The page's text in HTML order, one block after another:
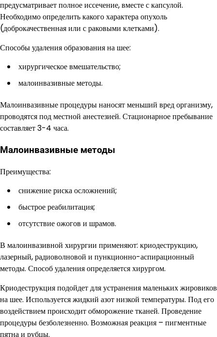
предусматривает полное иссечение, вместе с капсулой.
Необходимо определить какого характера опухоль
(доброкачественная или с раковыми клетками).
Способы удаления образования на шее:
хирургическое вмешательство;
малоинвазивные методы.
Малоинвазивные процедуры наносят меньший вред организму,
проводятся под местной анестезией. Стационарное пребывание
составляет 3-4 часа.
Малоинвазивные методы
Преимущества:
снижение риска осложнений;
быстрое реабилитация;
отсутствие ожогов и шрамов.
В малоинвазивной хирургии применяют: криодеструкцию,
лазерный, радиоволновой и пункционно-аспирационный
методы. Способ удаления определяется хирургом.
Криодеструкция подойдет для устранения маленьких жировиков
на шее. Используется жидкий азот низкой температуры. Под его
воздействием происходит обморожение тканей. Проведение
процедуры безболезненно. Возможная реакция – пигментные
пятна и рубцы.